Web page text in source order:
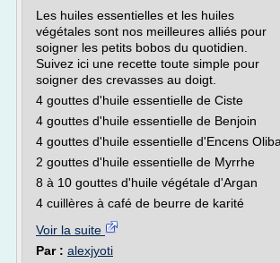
Les huiles essentielles et les huiles
végétales sont nos meilleures alliés pour
soigner les petits bobos du quotidien.
Suivez ici une recette toute simple pour
soigner des crevasses au doigt.
4 gouttes d'huile essentielle de Ciste
4 gouttes d'huile essentielle de Benjoin
4 gouttes d'huile essentielle d'Encens
2 gouttes d'huile essentielle de Myrrhe
8 à 10 gouttes d'huile végétale d'Argan
4 cuillères à café de beurre de karité
Voir la suite
Par : alexjyoti